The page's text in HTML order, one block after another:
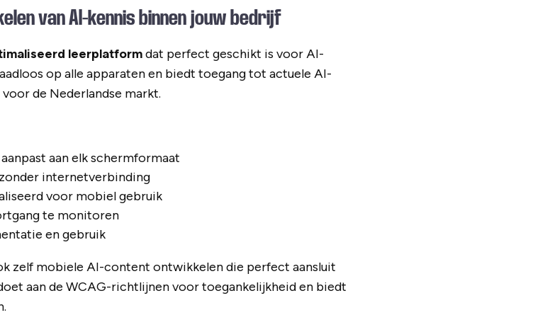
van AI-kennis binnen jouw bedrijf
leerplatformdat perfect geschikt is voor AI-
op alle apparaten en biedt toegang tot actuele AI-
de Nederlandse markt.
aan elk schermformaat
internetverbinding
voor mobiel gebruik
te monitoren
en gebruik
zelf mobiele AI-content ontwikkelen die perfect aansluit
aan de WCAG-richtlijnen voor toegankelijkheid en biedt